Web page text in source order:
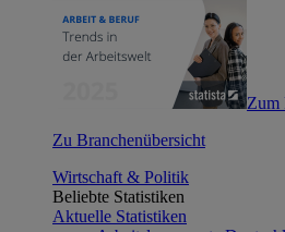
Zum
Zu Branchenübersicht
Wirtschaft & Politik
Beliebte Statistiken
Aktuelle Statistiken